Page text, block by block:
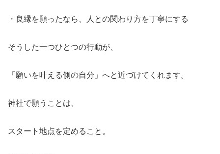
・良縁を願ったなら、人との関わり方を丁寧にする
そうした一つひとつの行動が、
「願いを叶える側の自分」へと近づけてくれます。
神社で願うことは、
スタート地点を定めること。